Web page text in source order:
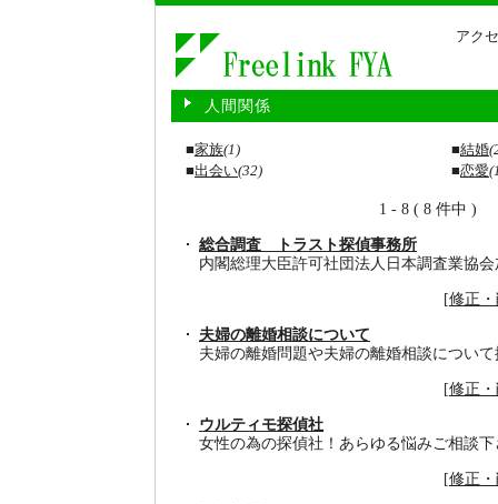
アク
人間関係
■家族(1) ■結婚
■出会い(32) ■恋愛
1 - 8 ( 8 件中 )
総合調査 トラスト探偵事務所
内閣総理大臣許可社団法人日本調査業協
[修正
夫婦の離婚相談について
夫婦の離婚問題や夫婦の離婚相談につい
[修正
ウルティモ探偵社
女性の為の探偵社！あらゆる悩みご相談下
[修正